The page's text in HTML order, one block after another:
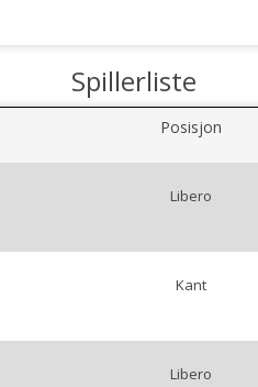
Spillerliste
Posisjon
Libero
Kant
Libero